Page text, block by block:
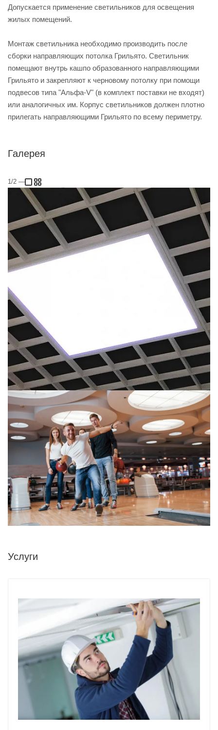
Допускается применение светильников для освещения
жилых помещений.
Монтаж светильника необходимо производить после
сборки направляющих потолка Грильято. Светильник
помещают внутрь кашпо образованного направляющими
Грильято и закрепляют к черновому потолку при помощи
подвесов типа "Альфа-V" (в комплект поставки не входят)
или аналогичных им. Корпус светильников должен плотно
прилегать направляющими Грильято по всему периметру.
Галерея
1/2 —
Услуги